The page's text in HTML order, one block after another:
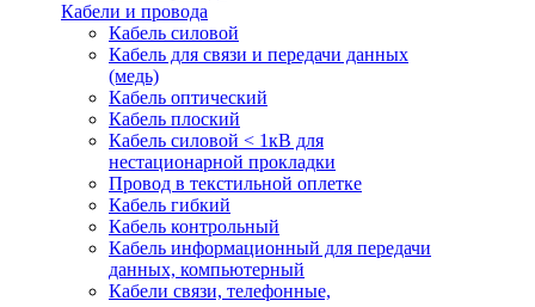
Кабели и провода
Кабель силовой
Кабель для связи и передачи данных
(медь)
Кабель оптический
Кабель плоский
Кабель силовой < 1кВ для
нестационарной прокладки
Провод в текстильной оплетке
Кабель гибкий
Кабель контрольный
Кабель информационный для передачи
данных, компьютерный
Кабели связи, телефонные,